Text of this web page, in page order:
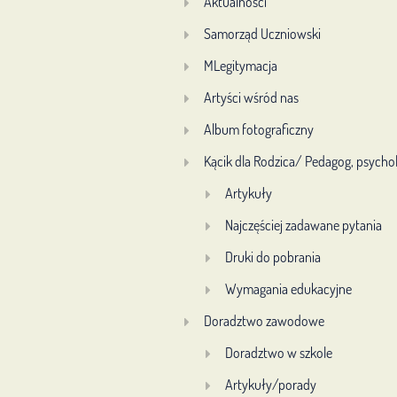
Samorząd Uczniowski
MLegitymacja
Artyści wśród nas
Album fotograficzny
Kącik dla Rodzica/ Pedagog,
Artykuły
Najczęściej zadawane pytania
Druki do pobrania
Wymagania edukacyjne
Doradztwo zawodowe
Doradztwo w szkole
Artykuły/porady